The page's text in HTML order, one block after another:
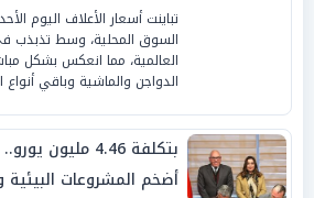
السوق المحلية، وسط تذبذب
العالمية، مما انعكس بشكل
الدواجن والماشية وباقي أنواع
بتكلفة 4.46
أضخم المشروعات البيئية